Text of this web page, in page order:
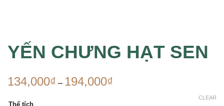
YẾN CHƯNG HẠT SEN
134,000₫ – 194,000₫
Thể tích
CLEAR